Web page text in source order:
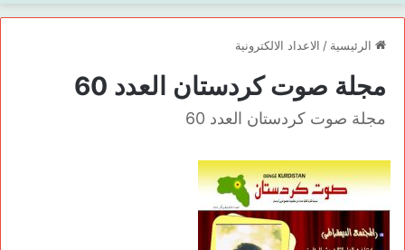
الرئيسية / الاعداد الالكترونية
مجلة صوت كردستان العدد 60
مجلة صوت كردستان العدد 60